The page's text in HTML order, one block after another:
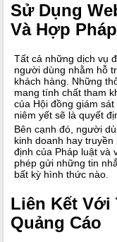
Sử Dụng
Và Hợp Pháp
Tất cả những dịch vụ
người dùng nhằm hỗ
khách hàng. Những
mang tính chất tham
của Hội đồng giám
niêm yết sẽ là quyết
Bên cạnh đó, người
kinh doanh hay
định của Pháp luật và
phép gửi những tin
bất kỳ hình thức nào.
Liên Kết Với
Quảng Cáo